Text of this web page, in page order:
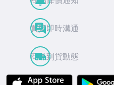
買賣即時溝通
商品到貨動態
APP Store